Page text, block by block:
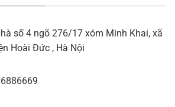
số 4 ngõ 276/17 xóm Minh Khai, xã
Hoài Đức , Hà Nội